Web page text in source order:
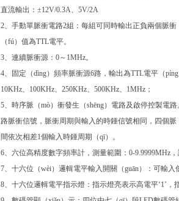
直流輸出：±12V/0.3A、5V/2A
2、手動單脈衝電路2組：每組可同時輸出正負兩個脈衝
（fú）值為TTL電平。
3、連續脈衝源：0～1MHz。
4、固定（dìng）頻率脈衝源6路，輸出為TTL電平（píng
10KHz、100KHz、250KHz、500KHz、1MHz；
5、時序脈（mò）衝發生（shēng）電路及啟停控製電路
路脈衝信號，脈衝周期與輸入的時鍾信號相同，四個脈
間依次相差1個輸入時鍾周期（qī）。
6、六位高精度數字頻率計，測量範圍：0-9.9999MHz，
7、十六位（wèi）邏輯電平輸入開關（guān）：可輸入
8、十六位邏輯電平指示燈：指示燈亮表示高電平‘1’，